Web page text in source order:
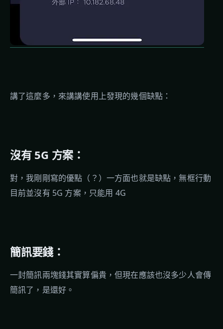
講了這麼多，來講講使用上發現的幾個缺點：
沒有 5G 方案：
對，我剛剛寫的優點（？）一方面也就是缺點，無框行動
目前並沒有 5G 方案，只能用 4G
簡訊要錢：
一封簡訊兩塊錢其實算偏貴，但現在應該也沒多少人會傳
簡訊了，是還好。